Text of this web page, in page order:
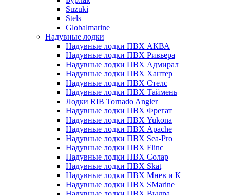
Suzuki
Stels
Globalmarine
Надувные лодки
Надувные лодки ПВХ АКВА
Надувные лодки ПВХ Ривьера
Надувные лодки ПВХ Адмирал
Надувные лодки ПВХ Хантер
Надувные лодки ПВХ Стелс
Надувные лодки ПВХ Таймень
Лодки RIB Tornado Angler
Надувные лодки ПВХ Фрегат
Надувные лодки ПВХ Yukona
Надувные лодки ПВХ Apache
Надувные лодки ПВХ Sea-Pro
Надувные лодки ПВХ Flinc
Надувные лодки ПВХ Солар
Надувные лодки ПВХ Skat
Надувные лодки ПВХ Мнев и К
Надувные лодки ПВХ SMarine